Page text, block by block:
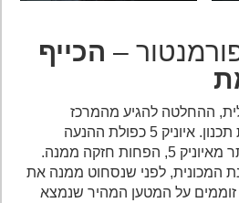
הכייף
ההחלטה להגיע מהמרכז
לכבישים ההרריים דורשת תכנון. איוניק 5 כפולת ההנעה
דורשת טעינות תכופות יותר מאיוניק 5, הפחות חזקה ממנה.
לפני שנסחוט ממנה את
על המטען המהיר שנמצא